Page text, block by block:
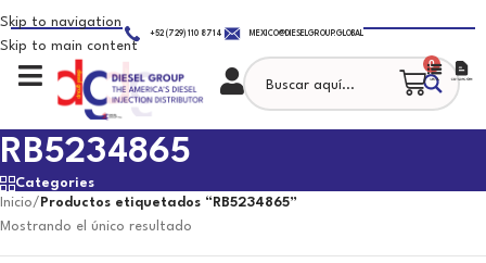
Skip to navigation
Skip to main content
+52 (729) 110 8714 MEXICO@DIESELGROUP.GLOBAL
0
RB5234865
Categories
Inicio/ Productos etiquetados “RB5234865”
Mostrando el único resultado